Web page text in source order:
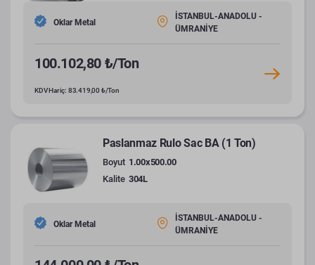
Oklar Metal
İSTANBUL-ANADOLU -
ÜMRANİYE
100.102,80 ₺/Ton
KDV Hariç: 83.419,00 ₺/Ton
Paslanmaz Rulo Sac BA (1 Ton)
Boyut 1.00x500.00
Kalite 304L
Oklar Metal
İSTANBUL-ANADOLU -
ÜMRANİYE